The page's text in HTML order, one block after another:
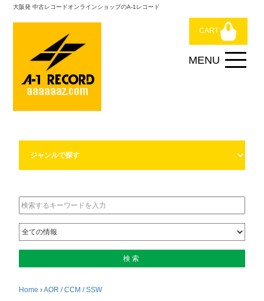
大阪発 中古レコードオンラインショップのA-1レコード
CART
Home ›AOR / CCM / SSW